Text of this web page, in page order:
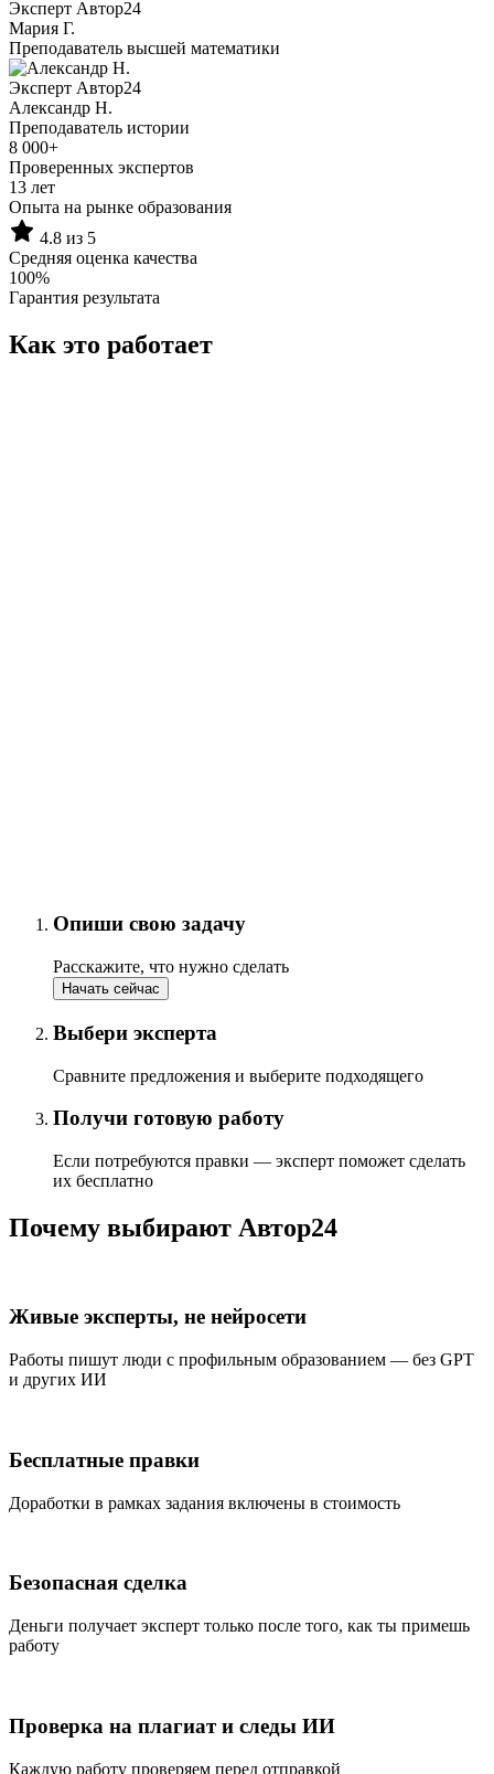
Эксперт Автор24
Мария Г.
Преподаватель высшей математики
Эксперт Автор24
Александр Н.
Преподаватель истории
8 000+
Проверенных экспертов
13 лет
Опыта на рынке образования
4.8 из 5
Средняя оценка качества
100%
Гарантия результата
Как это работает
Опиши свою задачу
Расскажите, что нужно сделать
Начать сейчас
Выбери эксперта
Сравните предложения и выберите подходящего
Получи готовую работу
Если потребуются правки — эксперт поможет сделать
их бесплатно
Почему выбирают Автор24
Живые эксперты, не нейросети
Работы пишут люди с профильным образованием — без GPT
и других ИИ
Бесплатные правки
Доработки в рамках задания включены в стоимость
Безопасная сделка
Деньги получает эксперт только после того, как ты примешь
работу
Проверка на плагиат и следы ИИ
Каждую работу проверяем перед отправкой